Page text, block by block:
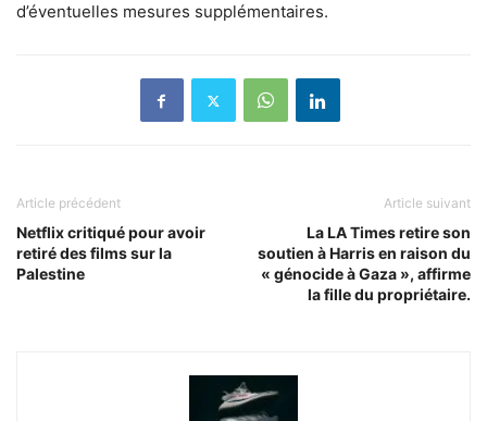
d’éventuelles mesures supplémentaires.
Article précédent
Netflix critiqué pour avoir
retiré des films sur la
Palestine
Article suivant
La LA Times retire son
soutien à Harris en raison du
« génocide à Gaza », affirme
la fille du propriétaire.